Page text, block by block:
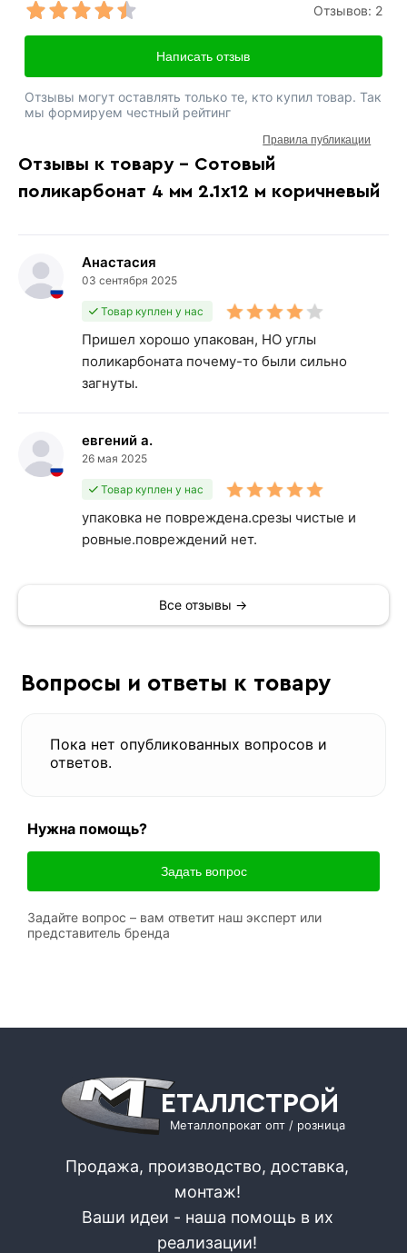
Отзывы к товару - Сотовый
поликарбонат 4 мм 2.1х12 м коричневый
Анастасия
03 сентября 2025
Товар куплен у нас
Пришел хорошо упакован, НО углы
поликарбоната почему-то были сильно
загнуты.
евгений а.
26 мая 2025
Товар куплен у нас
упаковка не повреждена.срезы чистые и
ровные.повреждений нет.
Все отзывы →
Отзывов: 2
Написать отзыв
Отзывы могут оставлять только те, кто купил товар. Так
мы формируем честный рейтинг
Правила публикации
Вопросы и ответы к товару
Пока нет опубликованных вопросов и
ответов.
Нужна помощь?
Задать вопрос
Задайте вопрос – вам ответит наш эксперт или
представитель бренда
ЕТАЛЛСТРОЙ
Металлопрокат опт / розница
Продажа, производство, доставка,
монтаж!
Ваши идеи - наша помощь в их
реализации!